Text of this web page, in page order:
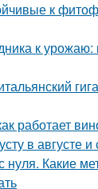
к
к
работает
в августе и
нуля. Какие